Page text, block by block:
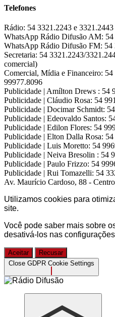
Telefones
Rádio: 54 3321.2243 e 3321.2443
WhatsApp Rádio Difusão AM:
WhatsApp Rádio Difusão FM: 54
Secretaria: 54 3321.2243/
comercial)
Comercial, Mídia e Financeiro: 54
99977.8096
Publicidade | Amílton Drews : 54
Publicidade | Cláudio Rosa: 54
Publicidade | Docimar Schmidt:
Publicidade | Edeovaldo Santos:
Publicidade | Edilon Flores: 54
Publicidade | Elton Dalla Rosa:
Publicidade | Luis Moretto: 54
Publicidade | Neiva Bresolin : 54
Publicidade | Paulo Frizzo: 54
Publicidade | Rui Tomazelli: 54
Av. Maurício Cardoso, 88 -
Utilizamos cookies para
site.
Você pode saber mais sobre
desativá-los nas configurações
Aceitar
Recusar
Close GDPR Cookie Settings